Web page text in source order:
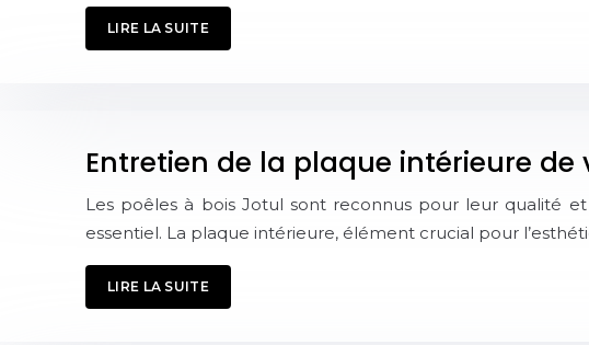
LIRE LA SUITE
Entretien de la plaque intérieure
Les poêles à bois Jotul sont reconnus pour leur qualité
essentiel. La plaque intérieure, élément crucial pour
LIRE LA SUITE